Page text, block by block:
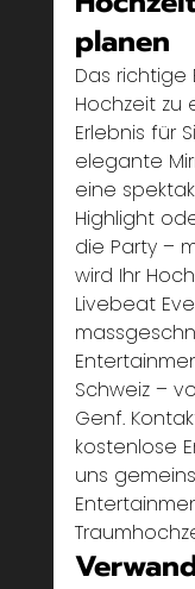
planen
Das
Hochzeit zu
Erlebnis für
elegante
eine
Highlight
die Party –
wird Ihr
Livebeat
Schweiz –
Genf.
kostenlose
uns